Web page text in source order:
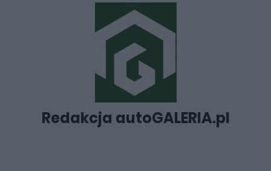
Redakcja autoGALERIA.pl